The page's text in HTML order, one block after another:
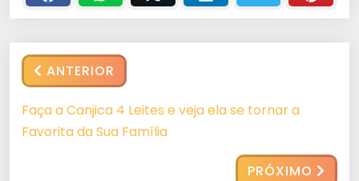
ANTERIOR
Faça a Canjica 4 Leites e veja ela se tornar a
Favorita da Sua Família
PRÓXIMO